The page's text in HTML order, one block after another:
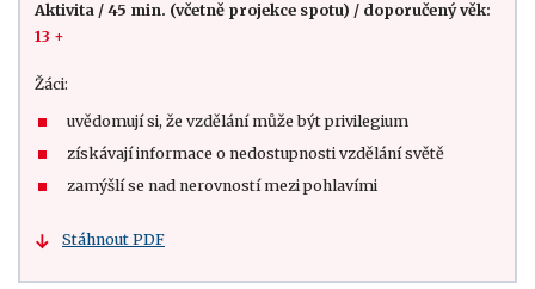
Aktivita / 45 min. (včetně projekce spotu) / doporučený věk:
13 +
Žáci:
uvědomují si, že vzdělání může být privilegium
získávají informace o nedostupnosti vzdělání světě
zamýšlí se nad nerovností mezi pohlavími
Stáhnout PDF